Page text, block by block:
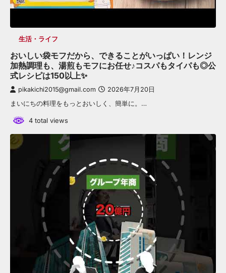
生活・ライフ
おいしい袋モフだから、できることがいっぱい！レンジ
加熱調理も、湯煎もモフにお任せ♪コスパもタイパも◎公
式レシピは150以上✨
pikakichi2015@gmail.com 2026年7月20日
まいにちの料理をもっとおいしく、簡単に。…
4 total views